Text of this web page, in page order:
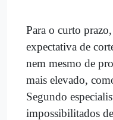
Para o curto
expectativa de
nem mesmo de
mais elevado,
Segundo
impossibilitados